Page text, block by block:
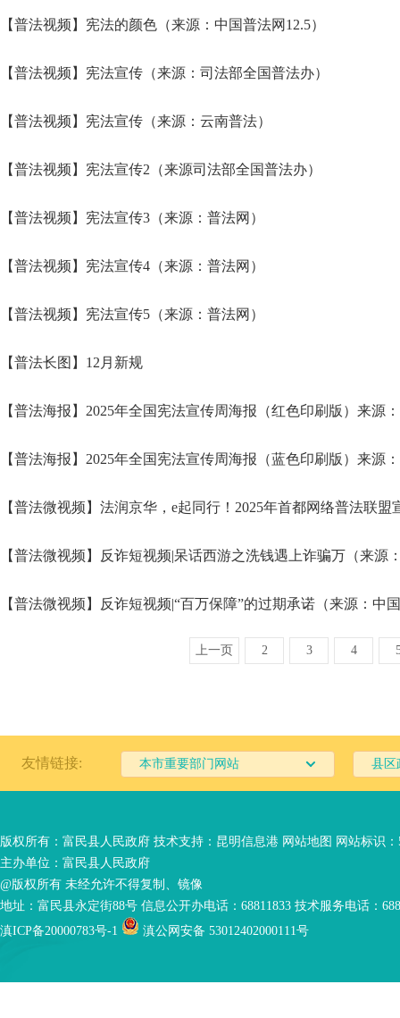
【普法视频】宪法的颜色（来源：中国普法网12.5）
【普法视频】宪法宣传（来源：司法部全国普法办）
【普法视频】宪法宣传（来源：云南普法）
【普法视频】宪法宣传2（来源司法部全国普法办）
【普法视频】宪法宣传3（来源：普法网）
【普法视频】宪法宣传4（来源：普法网）
【普法视频】宪法宣传5（来源：普法网）
【普法长图】12月新规
【普法海报】2025年全国宪法宣传周海报（红色印刷版）来源
【普法海报】2025年全国宪法宣传周海报（蓝色印刷版）来源
【普法微视频】法润京华，e起同行！2025年首都网络普法联
【普法微视频】反诈短视频|呆话西游之洗钱遇上诈骗万（来源
【普法微视频】反诈短视频|“百万保障”的过期承诺（来源：中
上一页 2 3 4
友情链接: 本市重要部门网站 县区
版权所有：富民县人民政府 技术支持： 昆明信息港 网站地图 网站标识：
主办单位：富民县人民政府
@版权所有 未经允许不得复制、镜像
地址：富民县永定街88号 信息公开办电话：68811833 技术服务电话：
滇ICP备20000783号-1
滇公网安备 53012402000111号